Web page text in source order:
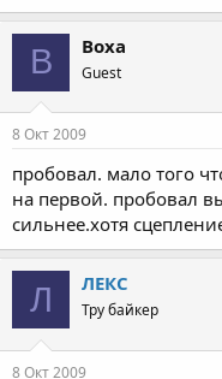
B Boxa
Guest
8 Окт 2009
пробовал. мало того
на первой. пробовал
сильнее.хотя
Л ЛЕКС
Тру байкер
8 Окт 2009